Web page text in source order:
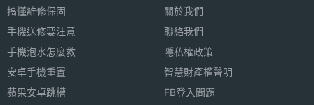
搞懂維修保固
手機送修要注意
手機泡水怎麼救
安卓手機重置
蘋果安卓跳槽
關於我們
聯絡我們
隱私權政策
智慧財產權聲明
FB登入問題